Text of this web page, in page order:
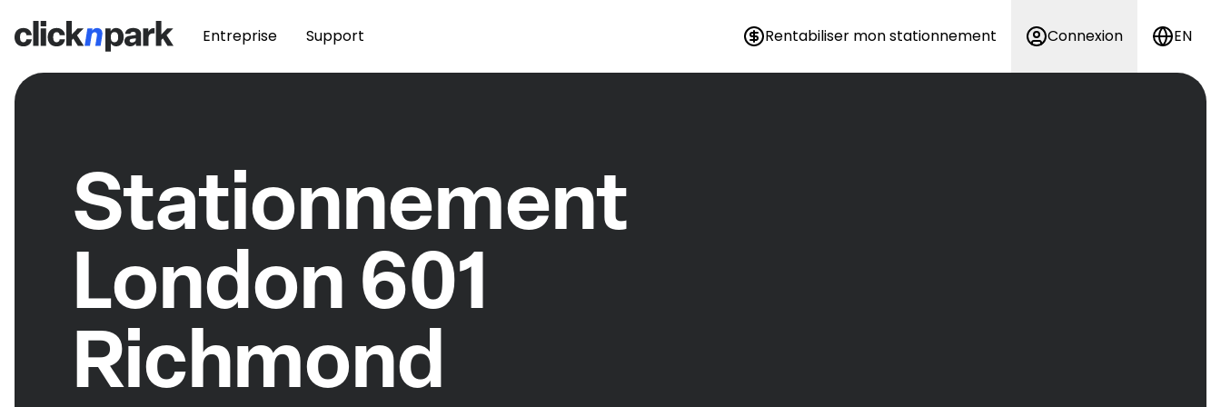
Entreprise Support Rentabiliser mon stationnement Connexion EN
Stationnement
London 601
Richmond